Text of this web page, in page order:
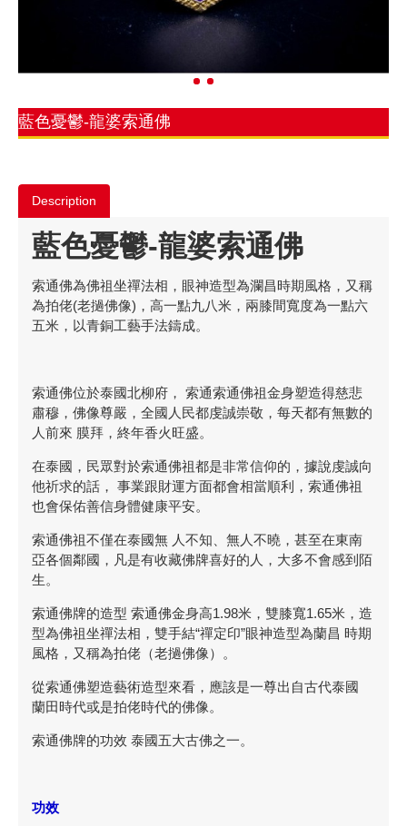
藍色憂鬱-龍婆索通佛
Description
藍色憂鬱-龍婆索通佛
索通佛為佛祖坐禪法相，眼神造型為瀾昌時期風格，又稱
為拍佬(老撾佛像)，高一點九八米，兩膝間寬度為一點六
五米，以青銅工藝手法鑄成。
索通佛位於泰國北柳府， 索通索通佛祖金身塑造得慈悲
肅穆，佛像尊嚴，全國人民都虔誠崇敬，每天都有無數的
人前來 膜拜，終年香火旺盛。
在泰國，民眾對於索通佛祖都是非常信仰的，據說虔誠向
他祈求的話， 事業跟財運方面都會相當順利，索通佛祖
也會保佑善信身體健康平安。
索通佛祖不僅在泰國無 人不知、無人不曉，甚至在東南
亞各個鄰國，凡是有收藏佛牌喜好的人，大多不會感到陌
生。
索通佛牌的造型 索通佛金身高1.98米，雙膝寬1.65米，造
型為佛祖坐禪法相，雙手結“禪定印”眼神造型為蘭昌 時期
風格，又稱為拍佬（老撾佛像）。
從索通佛塑造藝術造型來看，應該是一尊出自古代泰國
蘭田時代或是拍佬時代的佛像。
索通佛牌的功效 泰國五大古佛之一。
功效